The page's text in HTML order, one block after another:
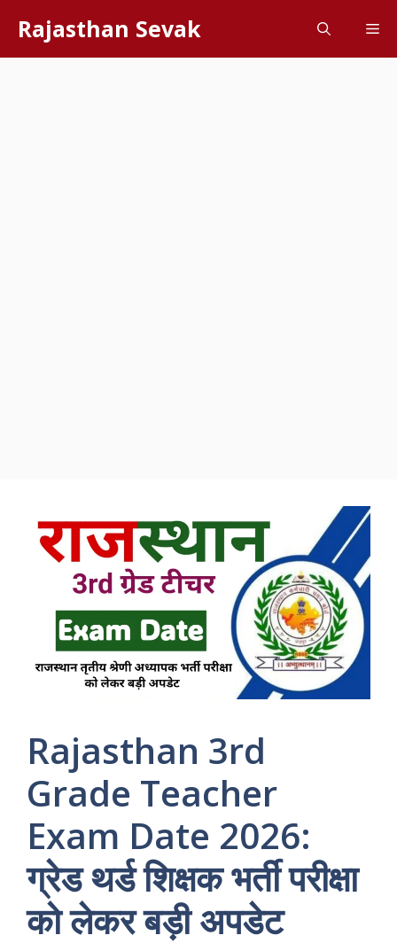
content
Rajasthan Sevak
Rajasthan 3rd
Grade Teacher
Exam Date 2026:
ग्रेड थर्ड शिक्षक भर्ती परीक्षा
को लेकर बड़ी अपडेट